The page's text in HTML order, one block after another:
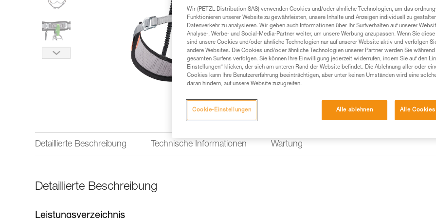
Komfort beim Gehen und
dicken Gurtbänder machen
Kennzeichnungs- und
Einen Händler finden
Detaillierte Beschreibung Technische Informationen Wartung
Detaillierte Beschreibung
Leistungsverzeichnis
Wir (PETZL Distribution SAS) verwenden Cookies und/oder ähnliche Technologien, um das
Funktionieren unserer Website zu gewährleisten, unsere Inhalte und Anzeigen individuell zu
Datenverkehr zu analysieren. Wir geben auch Informationen über Ihr Surfverhalten auf unserer
Analyse-, Werbe- und Social-Media-Partner weiter, um unsere Werbung anzupassen. Wenn Sie
sind unsere Cookies und/oder ähnliche Technologien nur auf unserer Website aktiv und verfolgen
andere Websites. Die Cookies und/oder ähnliche Technologien unserer Partner werden Sie während
gesamten Surfens verfolgen. Sie können Ihre Einwilligung jederzeit widerrufen, indem Sie auf den
Einstellungen“ klicken, der sich am unteren Rand der Website befindet. Die Ablehnung aller oder
Cookies kann Ihre Benutzererfahrung beeinträchtigen, aber unter keinen Umständen wird eine
daran hindern, auf unsere Website zuzugreifen.
Alle ablehnen Alle
Cookie-Einstellungen